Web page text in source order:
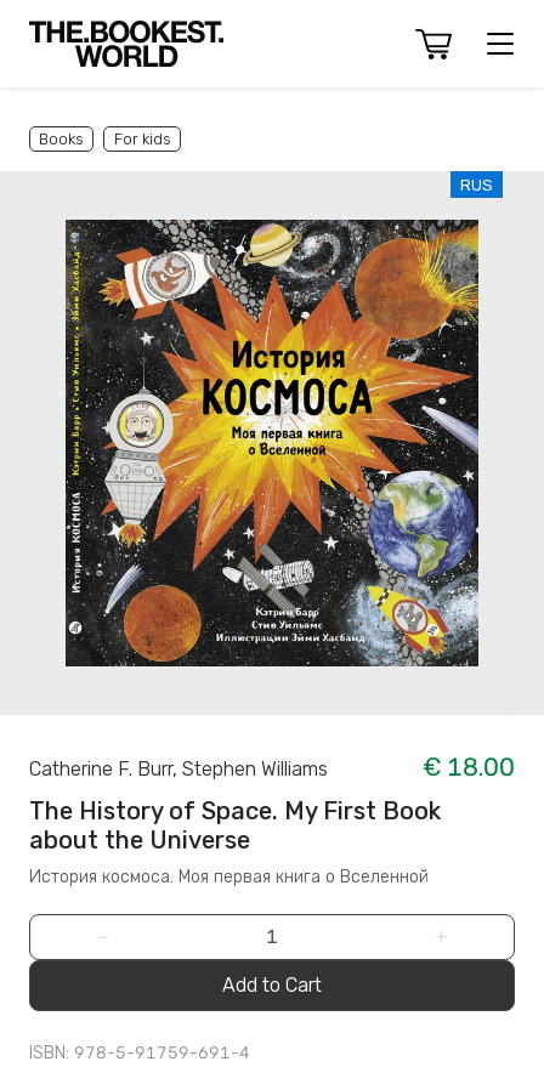
Books For kids
RUS
Catherine F. Burr, Stephen Williams
€ 18.00
The History of Space. My First Book
about the Universe
История космоса. Моя первая книга о Вселенной
− +
Add to Cart
ISBN: 978-5-91759-691-4